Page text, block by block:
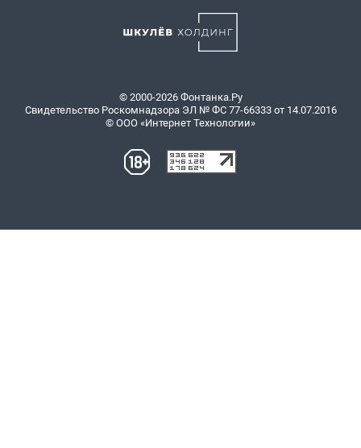
© 2000-2026 Фонтанка.Ру
Свидетельство Роскомнадзора ЭЛ № ФС 77-66333 от 14.07.2016
© ООО «Интернет Технологии»